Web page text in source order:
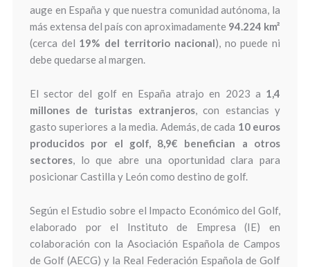
auge en España y que nuestra comunidad autónoma, la
más extensa del país con aproximadamente 94.224 km²
(cerca del 19% del territorio nacional), no puede ni
debe quedarse al margen.
El sector del golf en España atrajo en 2023 a 1,4
millones de turistas extranjeros, con estancias y
gasto superiores a la media. Además, de cada 10 euros
producidos por el golf, 8,9€ benefician a otros
sectores, lo que abre una oportunidad clara para
posicionar Castilla y León como destino de golf.
Según el Estudio sobre el Impacto Económico del Golf,
elaborado por el Instituto de Empresa (IE) en
colaboración con la Asociación Española de Campos
de Golf (AECG) y la Real Federación Española de Golf